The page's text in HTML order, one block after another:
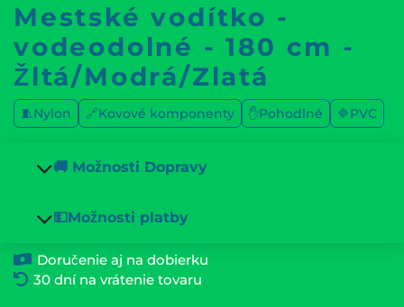
Mestské vodítko -
vodeodolné - 180 cm -
Žltá/Modrá/Zlatá
🧵Nylon 🔗Kovové komponenty ✋Pohodlné 🔷PVC
🚚 Možnosti Dopravy
💵Možnosti platby
Doručenie aj na dobierku
30 dní na vrátenie tovaru